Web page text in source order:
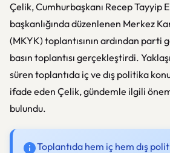
Çelik, Cumhurbaşkanı Recep Tayyip
başkanlığında düzenlenen Merkez
(MKYK) toplantısının ardından parti
basın toplantısı gerçekleştirdi.
süren toplantıda iç ve dış politika
ifade eden Çelik, gündemle ilgili
bulundu.
Toplantıda hem iç hem dış